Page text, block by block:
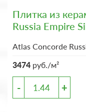
Плитка из
Russia Empire
Atlas Concorde
3474 руб./м²
- +